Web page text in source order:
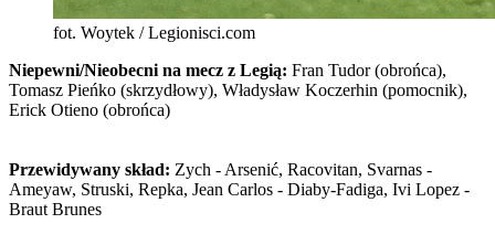
fot. Woytek / Legionisci.com
Niepewni/Nieobecni na mecz z Legią: Fran Tudor (obrońca),
Tomasz Pieńko (skrzydłowy), Władysław Koczerhin (pomocnik),
Erick Otieno (obrońca)
Przewidywany skład: Zych - Arsenić, Racovitan, Svarnas -
Ameyaw, Struski, Repka, Jean Carlos - Diaby-Fadiga, Ivi Lopez -
Braut Brunes